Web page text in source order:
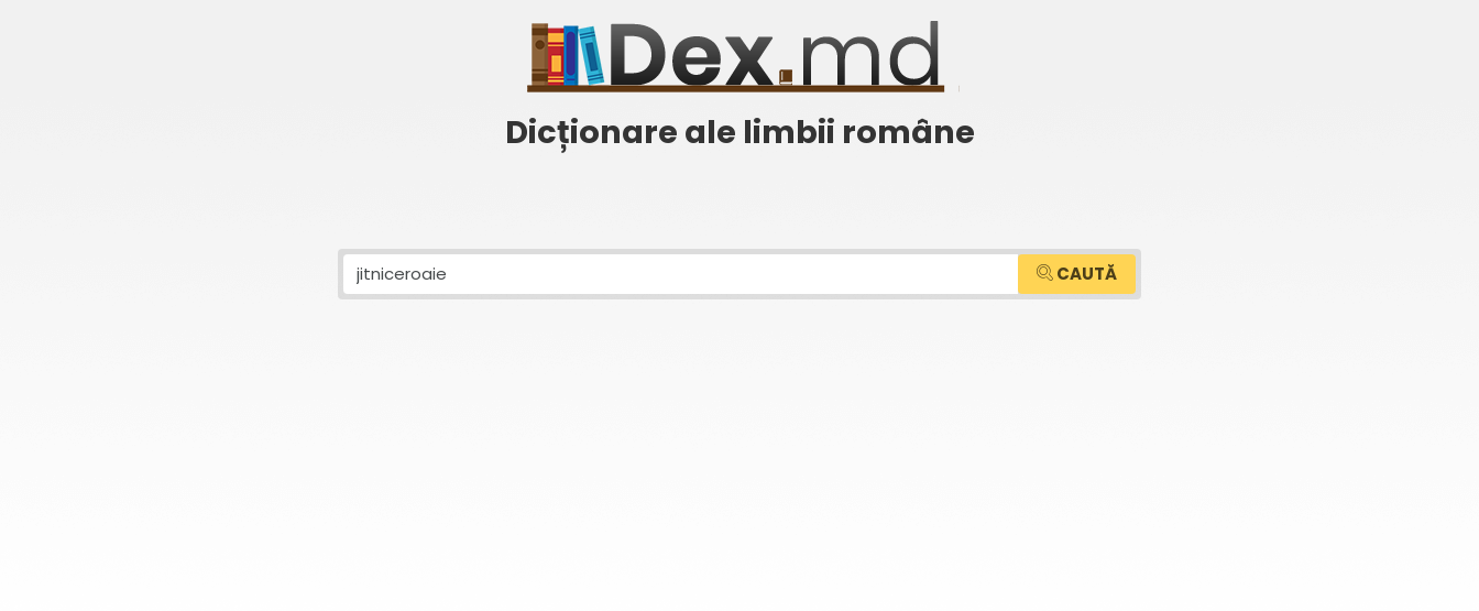
Dicționare ale limbii române
CAUTĂ